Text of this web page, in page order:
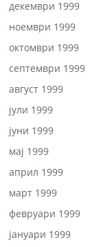
декември 1999
ноември 1999
октомври 1999
септември 1999
август 1999
јули 1999
јуни 1999
мај 1999
април 1999
март 1999
февруари 1999
јануари 1999